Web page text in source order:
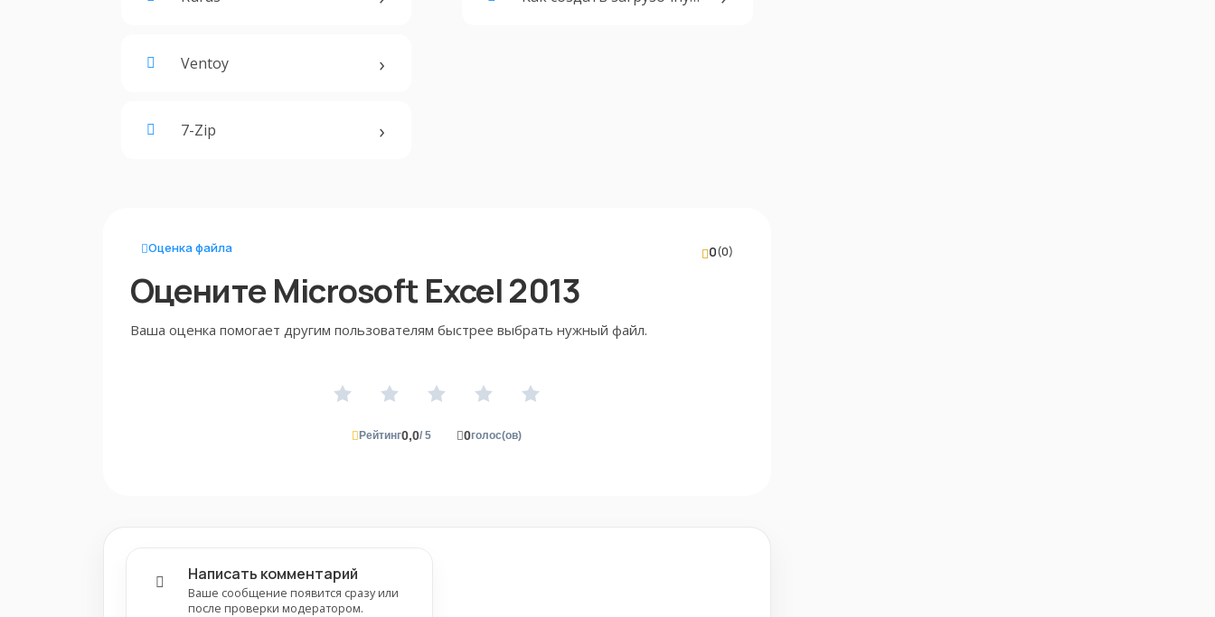
Ventoy
7-Zip
Оценка файла
Оцените Microsoft Excel 2013
Ваша оценка помогает другим пользователям быстрее выбрать нужный файл.
0(0)
Рейтинг0,0/ 5 0голос(ов)
Написать комментарий
Ваше сообщение появится сразу или
после проверки модератором.